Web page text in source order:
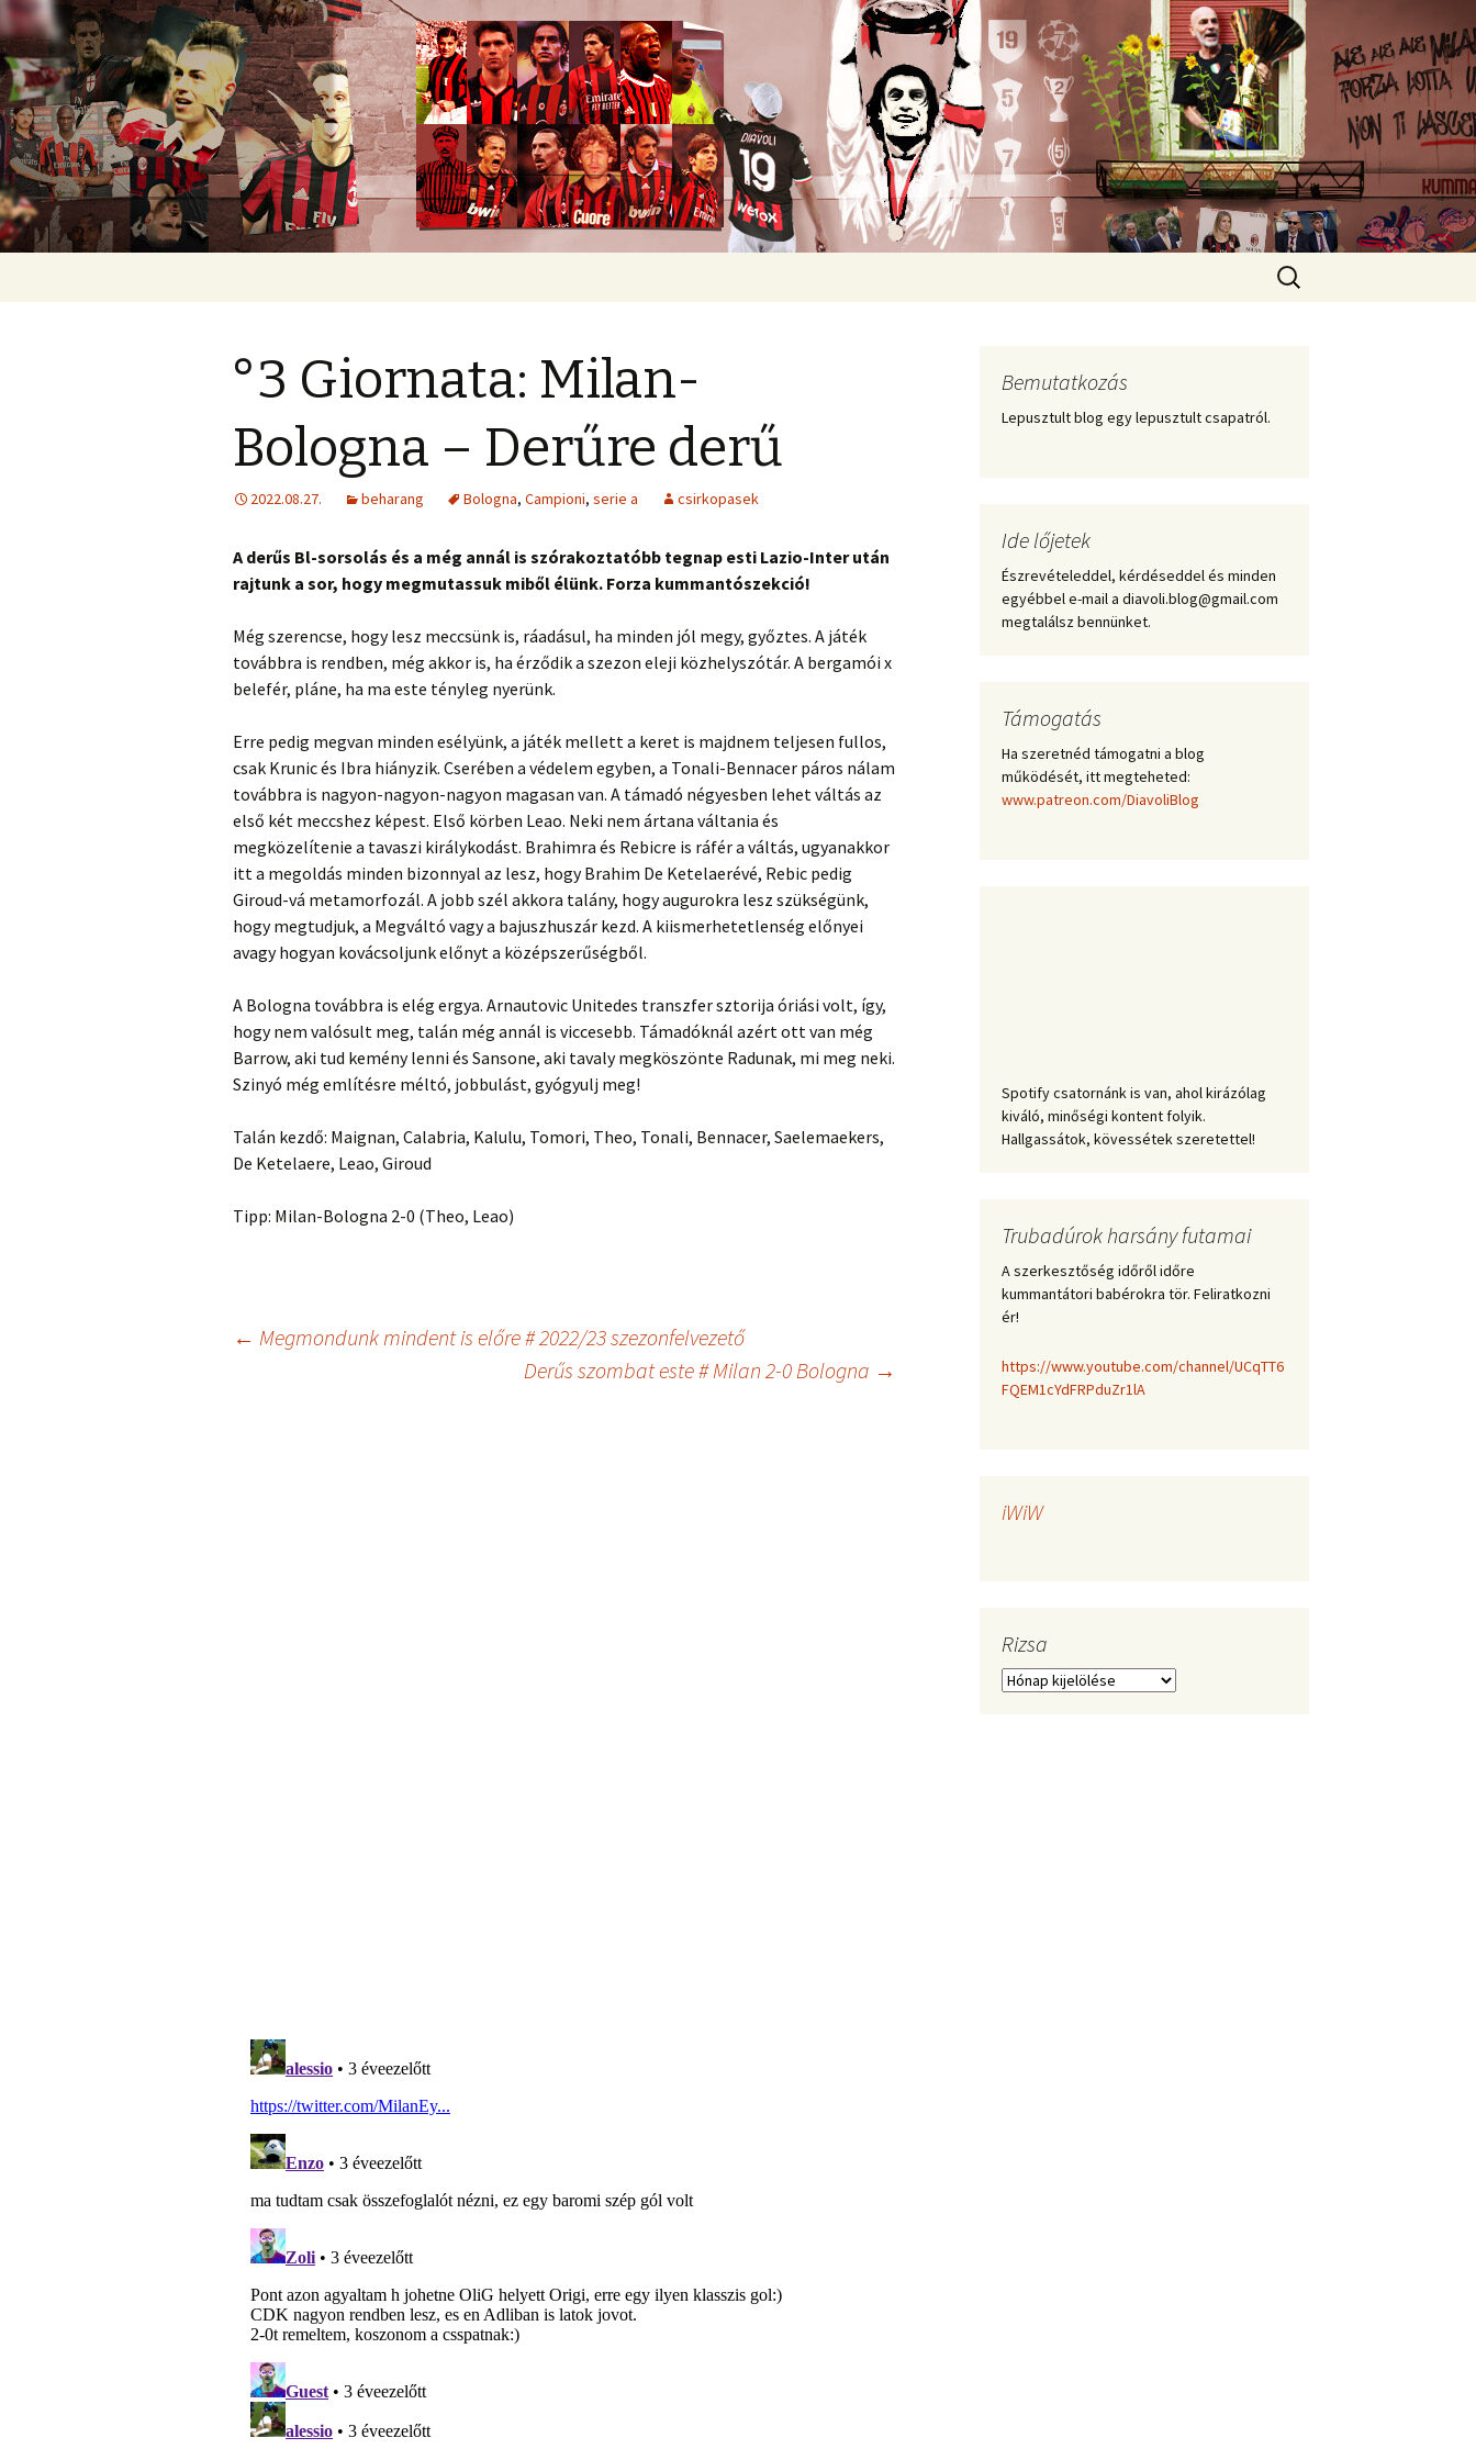
diavoli
Romokban heverő blog egy romokban heverő csapatról.
Keresés:
°3 Giornata: Milan-
Bologna – Derűre derű
2022.08.27. beharang Bologna, Campioni, serie a csirkopasek
A derűs Bl-sorsolás és a még annál is szórakoztatóbb tegnap esti Lazio-Inter után
rajtunk a sor, hogy megmutassuk miből élünk. Forza kummantószekció!
Még szerencse, hogy lesz meccsünk is, ráadásul, ha minden jól megy, győztes. A játék
továbbra is rendben, még akkor is, ha érződik a szezon eleji közhelyszótár. A bergamói x
belefér, pláne, ha ma este tényleg nyerünk.
Erre pedig megvan minden esélyünk, a játék mellett a keret is majdnem teljesen fullos,
csak Krunic és Ibra hiányzik. Cserében a védelem egyben, a Tonali-Bennacer páros nálam
továbbra is nagyon-nagyon-nagyon magasan van. A támadó négyesben lehet váltás az
első két meccshez képest. Első körben Leao. Neki nem ártana váltania és
megközelítenie a tavaszi királykodást. Brahimra és Rebicre is ráfér a váltás, ugyanakkor
itt a megoldás minden bizonnyal az lesz, hogy Brahim De Ketelaerévé, Rebic pedig
Giroud-vá metamorfozál. A jobb szél akkora talány, hogy augurokra lesz szükségünk,
hogy megtudjuk, a Megváltó vagy a bajuszhuszár kezd. A kiismerhetetlenség előnyei
avagy hogyan kovácsoljunk előnyt a középszerűségből.
A Bologna továbbra is elég ergya. Arnautovic Unitedes transzfer sztorija óriási volt, így,
hogy nem valósult meg, talán még annál is viccesebb. Támadóknál azért ott van még
Barrow, aki tud kemény lenni és Sansone, aki tavaly megköszönte Radunak, mi meg neki.
Szinyó még említésre méltó, jobbulást, gyógyulj meg!
Talán kezdő: Maignan, Calabria, Kalulu, Tomori, Theo, Tonali, Bennacer, Saelemaekers,
De Ketelaere, Leao, Giroud
Tipp: Milan-Bologna 2-0 (Theo, Leao)
Bejegyzés← Megmondunk mindent is előre # 2022/23 szezonfelvezető
Derűs szombat este # Milan 2-0 Bologna →
Bemutatkozás
Lepusztult blog egy lepusztult csapatról.
Ide lőjetek
Észrevételeddel, kérdéseddel és minden
egyébbel e-mail a diavoli.blog@gmail.com
megtalálsz bennünket.
Támogatás
Ha szeretnéd támogatni a blog
működését, itt megteheted:
www.patreon.com/DiavoliBlog
Spotify csatornánk is van, ahol kirázólag
kiváló, minőségi kontent folyik.
Hallgassátok, kövessétek szeretettel!
Trubadúrok harsány futamai
A szerkesztőség időről időre
kummantátori babérokra tör. Feliratkozni
ér!
https://www.youtube.com/channel/UCqTT6
FQEM1cYdFRPduZr1lA
iWiW
Rizsa
Rizsa